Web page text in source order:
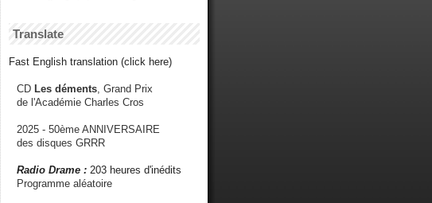
Translate
Fast English translation (click here)
CD Les déments , Grand Prix
de l'Académie Charles Cros
2025 - 50ème ANNIVERSAIRE
des disques GRRR
Radio Drame : 203 heures d'inédits
Programme aléatoire